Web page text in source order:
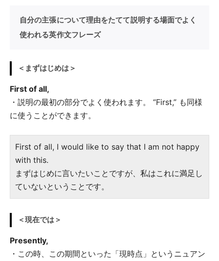
自分の主張について理由をたてて説明する場面でよく
使われる英作文フレーズ
＜まずはじめは＞
First of all,
・説明の最初の部分でよく使われます。 “First,” も同様
に使うことができます。
First of all, I would like to say that I am not happy
with this.
まずはじめに言いたいことですが、私はこれに満足し
ていないということです。
＜現在では＞
Presently,
・この時、この期間といった「現時点」というニュアン